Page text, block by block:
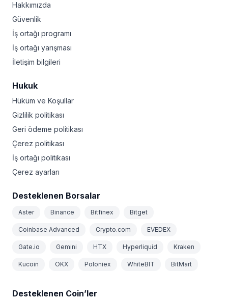
Hakkımızda
Güvenlik
İş ortağı programı
İş ortağı yarışması
İletişim bilgileri
Hukuk
Hüküm ve Koşullar
Gizlilik politikası
Geri ödeme politikası
Çerez politikası
İş ortağı politikası
Çerez ayarları
Desteklenen Borsalar
Aster Binance Bitfinex Bitget
Coinbase Advanced Crypto.com EVEDEX
Gate.io Gemini HTX Hyperliquid Kraken
Kucoin OKX Poloniex WhiteBIT BitMart
Desteklenen Coin’ler